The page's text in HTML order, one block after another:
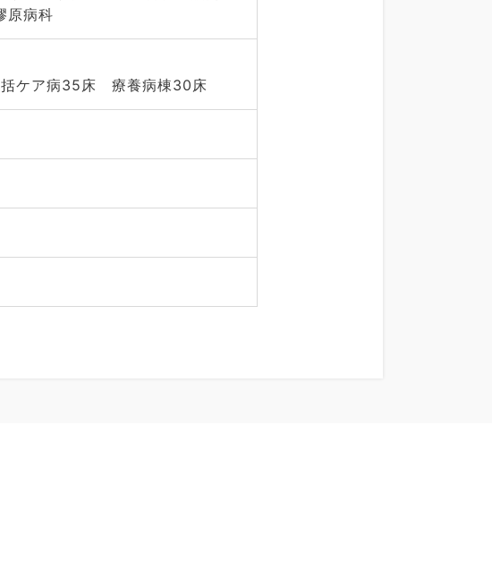
原病科
ケア病35床 療養病棟30床